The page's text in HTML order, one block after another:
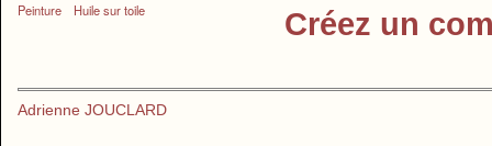
Peinture
Huile sur toile Créez un
Adrienne JOUCLARD